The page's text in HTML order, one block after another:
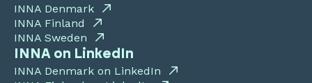
INNA Denmark
INNA Finland
INNA Sweden
INNA on LinkedIn
INNA Denmark on LinkedIn